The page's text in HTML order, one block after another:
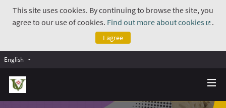
This site uses cookies. By continuing to browse the site, you
agree to our use of cookies. Find out more about cookies
.
I agree
English